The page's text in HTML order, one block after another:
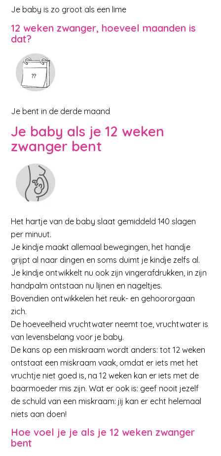
Je baby is zo groot als een lime
12 weken zwanger, hoeveel maanden is
dat?
Je bent in de derde maand
Je baby als je 12 weken
zwanger bent
Het hartje van de baby slaat gemiddeld 140 slagen
per minuut.
Je kindje maakt allemaal bewegingen, het handje
grijpt al naar dingen en soms duimt je kindje zelfs al.
Je kindje ontwikkelt nu ook zijn vingerafdrukken, in zijn
handpalm ontstaan nu lijnen en nageltjes.
Bovendien ontwikkelen het reuk- en gehoororgaan
zich.
De hoeveelheid vruchtwater neemt toe, vruchtwater is
van levensbelang voor je baby.
De kans op een miskraam wordt anders: tot 12 weken
ontstaat een miskraam vaak, omdat er iets met het
vruchtje niet goed is, na 12 weken kan er iets met de
baarmoeder mis zijn. Wat er ook is: geef nooit jezelf
de schuld van een miskraam: jij kan er echt helemaal
niets aan doen!
Hoe voel je je als je 12 weken zwanger
bent